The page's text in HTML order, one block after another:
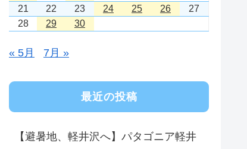
21
22 23 24 25 26
27
28
29 30
« 5月 7月 »
最近の投稿
【避暑地、軽井沢へ】パタゴニア軽井